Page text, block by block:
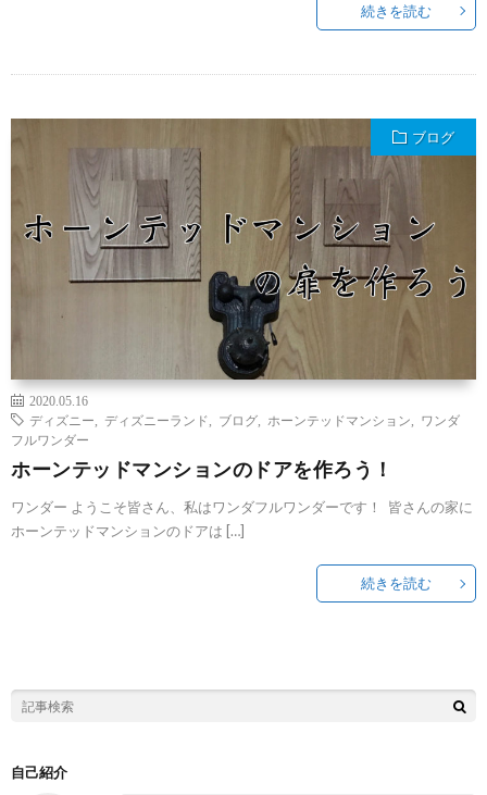
続きを読む
ブログ
2020.05.16
ディズニー
ディズニーランド ブログ ホーンテッドマンション
ワンダ
フルワンダー
ホーンテッドマンションのドアを作ろう！
ワンダー ようこそ皆さん、私はワンダフルワンダーです！ 皆さんの家に
ホーンテッドマンションのドアは […]
続きを読む
自己紹介